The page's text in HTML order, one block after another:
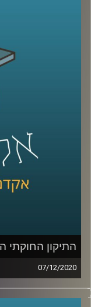
פרופ' אסף מוגדם,
ואסטרטגיה שחוקר
טרור הן רק חלק
ארגוני טרור,
דוגמאות לרב
קרדיט תמונות:
התיקון החוקתי
07/12/2020
יחסי ביהמ"ש